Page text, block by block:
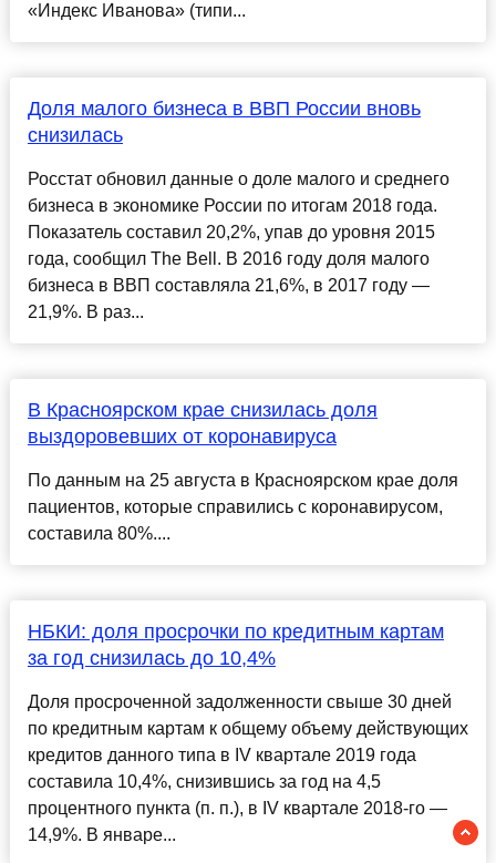
«Индекс Иванова» (типи...
Доля малого бизнеса в ВВП России вновь
снизилась
Росстат обновил данные о доле малого и среднего
бизнеса в экономике России по итогам 2018 года.
Показатель составил 20,2%, упав до уровня 2015
года, сообщил The Bell. В 2016 году доля малого
бизнеса в ВВП составляла 21,6%, в 2017 году —
21,9%. В раз...
В Красноярском крае снизилась доля
выздоровевших от коронавируса
По данным на 25 августа в Красноярском крае доля
пациентов, которые справились с коронавирусом,
составила 80%....
НБКИ: доля просрочки по кредитным картам
за год снизилась до 10,4%
Доля просроченной задолженности свыше 30 дней
по кредитным картам к общему объему действующих
кредитов данного типа в IV квартале 2019 года
составила 10,4%, снизившись за год на 4,5
процентного пункта (п. п.), в IV квартале 2018-го —
14,9%. В январе...